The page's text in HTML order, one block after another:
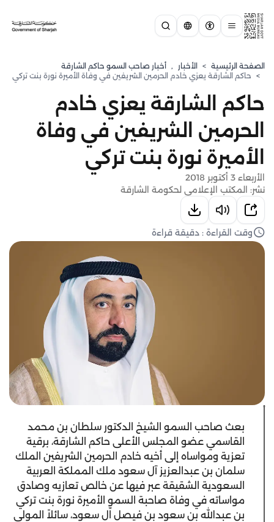
الصفحة الرئيسية > الأخبار , أخبار صاحب السمو حاكم الشارقة
> حاكم الشارقة يعزي خادم الحرمين الشريفين في وفاة الأميرة نورة بنت تركي
حاكم الشارقة يعزي خادم
الحرمين الشريفين في وفاة
الأميرة نورة بنت تركي
الأربعاء 3 أكتوبر 2018
نشر: المكتب الإعلامي لحكومة الشارقة
وقت القراءة : دقيقة قراءة
بعث صاحب السمو الشيخ الدكتور سلطان بن محمد
القاسمي عضو المجلس الأعلى حاكم الشارقة، برقية
تعزية ومواساه إلى أخيه خادم الحرمين الشريفين الملك
سلمان بن عبدالعزيز آل سعود ملك المملكة العربية
السعودية الشقيقة عبر فيها عن خالص تعازيه وصادق
مواساته في وفاة صاحبة السمو الأميرة نورة بنت تركي
بن عبدالله بن سعود بن فيصل اّل سعود، سائلاً المولى